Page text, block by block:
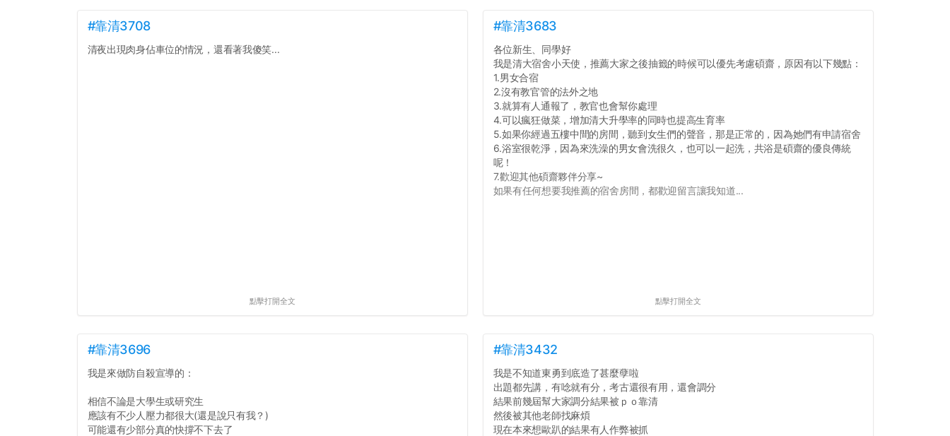
#靠清3708
清夜出現肉身佔車位的情況，還看著我傻笑...
點擊打開全文
#靠清3683
各位新生、同學好
我是清大宿舍小天使，推薦大家之後抽籤的時候可以優先考慮碩齋，原因有以下幾點：
1.男女合宿
2.沒有教官管的法外之地
3.就算有人通報了，教官也會幫你處理
4.可以瘋狂做菜，增加清大升學率的同時也提高生育率
5.如果你經過五樓中間的房間，聽到女生們的聲音，那是正常的，因為她們有申請宿舍
6.浴室很乾淨，因為來洗澡的男女會洗很久，也可以一起洗，共浴是碩齋的優良傳統
呢！
7.歡迎其他碩齋夥伴分享~
如果有任何想要我推薦的宿舍房間，都歡迎留言讓我知道...
點擊打開全文
#靠清3696
我是來做防自殺宣導的：
相信不論是大學生或研究生
應該有不少人壓力都很大(還是說只有我？)
可能還有少部分真的快撐不下去了
#靠清3432
我是不知道東勇到底造了甚麼孽啦
出題都先講，有唸就有分，考古還很有用，還會調分
結果前幾屆幫大家調分結果被ｐｏ靠清
然後被其他老師找麻煩
現在本來想歐趴的結果有人作弊被抓